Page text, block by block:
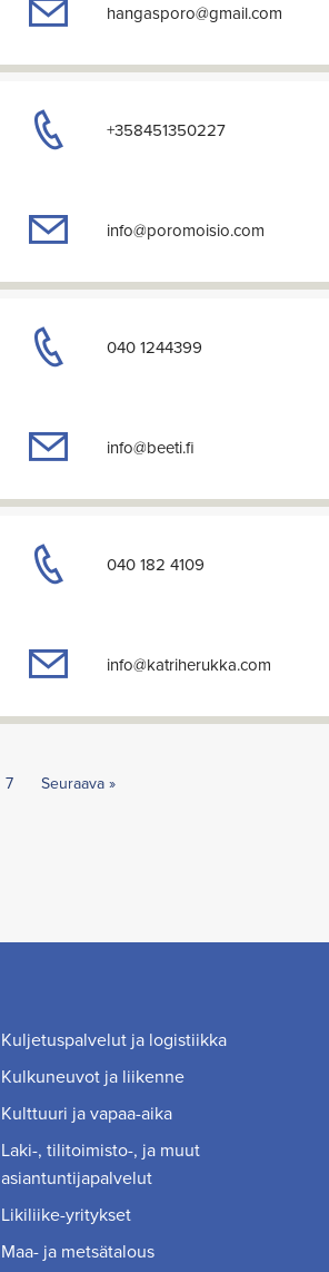
hangasporo@gmail.com
+358451350227
info@poromoisio.com
040 1244399
info@beeti.fi
040 182 4109
info@katriherukka.com
7 Seuraava »
Kuljetuspalvelut ja logistiikka
Kulkuneuvot ja liikenne
Kulttuuri ja vapaa-aika
Laki-, tilitoimisto-, ja muut
asiantuntijapalvelut
Likiliike-yritykset
Maa- ja metsätalous